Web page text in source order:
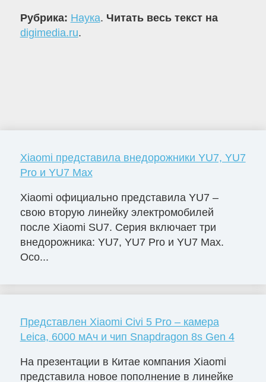
Рубрика: Наука. Читать весь текст на
digimedia.ru.
Xiaomi представила внедорожники YU7, YU7
Pro и YU7 Max
Xiaomi официально представила YU7 –
свою вторую линейку электромобилей
после Xiaomi SU7. Серия включает три
внедорожника: YU7, YU7 Pro и YU7 Max.
Осо...
Представлен Xiaomi Civi 5 Pro – камера
Leica, 6000 мАч и чип Snapdragon 8s Gen 4
На презентации в Китае компания Xiaomi
представила новое пополнение в линейке